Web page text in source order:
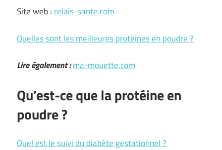
Site web : relais-sante.com
Quelles sont les meilleures protéines en poudre ?
Lire également :ma-mouette.com
Qu’est-ce que la protéine en
poudre ?
Quel est le suivi du diabète gestationnel ?